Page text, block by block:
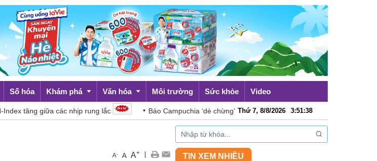
Số hóa Khám phá Văn hóa Môi trường Sức khỏe Video
giữa các nhịp rung lắc Báo Campuchia ‘dè chừng’ Xuân Son Australia đề cao hợp tác với
Thứ 7, 8/8/2026 3:51:39
A- A A+ | TIN XEM NHIỀU